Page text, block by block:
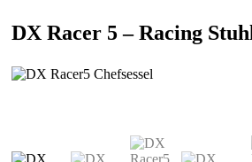
DX Racer 5 – Racing Stuhl